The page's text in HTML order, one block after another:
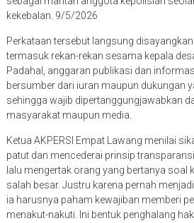
kekebalan. 9/5/2026
Perkataan tersebut langsung
termasuk rekan-rekan sesama kepala
Padahal, anggaran publikasi dan
bersumber dari iuran maupun dukungan
sehingga wajib dipertanggungjawabkan
masyarakat maupun media.
Ketua AKPERSI Empat Lawang menilai
patut dan mencederai prinsip
lalu mengertak orang yang bertanya soal
salah besar. Justru karena pernah
ia harusnya paham kewajiban memberi
menakut-nakuti. Ini bentuk penghalang